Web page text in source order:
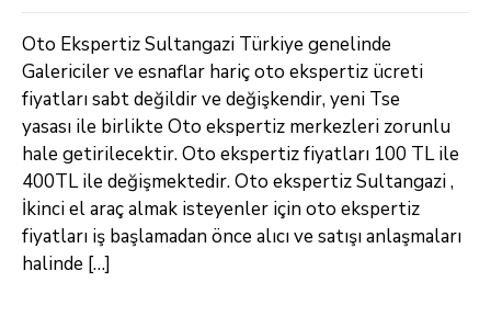
Oto Ekspertiz Sultangazi Türkiye genelinde
Galericiler ve esnaflar hariç oto ekspertiz ücreti
fiyatları sabt değildir ve değişkendir, yeni Tse
yasası ile birlikte Oto ekspertiz merkezleri zorunlu
hale getirilecektir. Oto ekspertiz fiyatları 100 TL ile
400TL ile değişmektedir. Oto ekspertiz Sultangazi ,
İkinci el araç almak isteyenler için oto ekspertiz
fiyatları iş başlamadan önce alıcı ve satışı anlaşmaları
halinde […]